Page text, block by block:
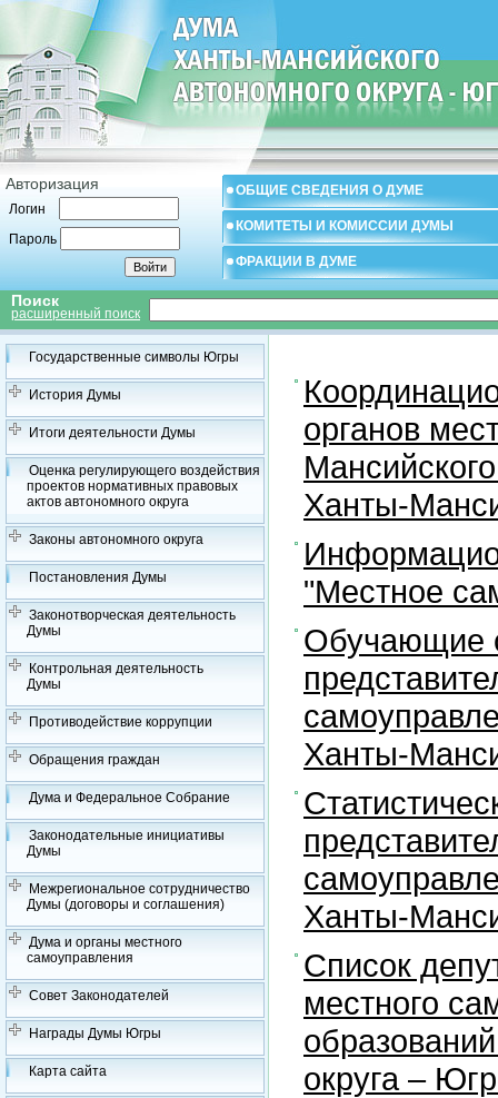
Авторизация
Логин
Пароль
ОБЩИЕ СВЕДЕНИЯ О ДУМЕ
КОМИТЕТЫ И КОМИССИИ ДУМЫ
ФРАКЦИИ В ДУМЕ
Поиск
расширенный поиск
Государственные символы Югры
История Думы
Итоги деятельности Думы
Оценка регулирующего воздействия
проектов нормативных правовых
актов автономного округа
Законы автономного округа
Постановления Думы
Законотворческая деятельность
Думы
Контрольная деятельность
Думы
Противодействие коррупции
Обращения граждан
Дума и Федеральное Собрание
Законодательные инициативы
Думы
Межрегиональное сотрудничество
Думы (договоры и соглашения)
Дума и органы местного
самоуправления
Совет Законодателей
Награды Думы Югры
Карта сайта
органов
Ханты-
"Местное
Обучающие
Ханты-
Ханты-
Список
местного
округа –